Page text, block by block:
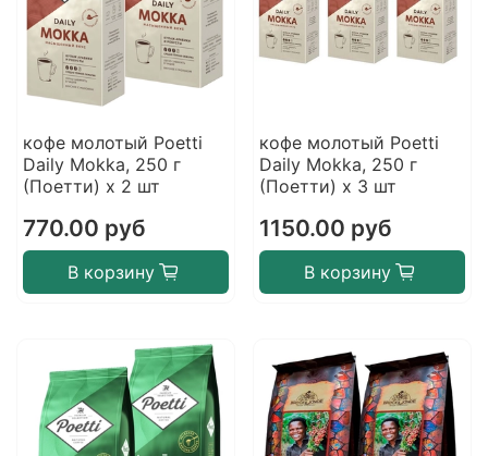
кофе молотый Poetti
Daily Mokka, 250 г
(Поетти) х 2 шт
770.00 руб
В корзину
кофе молотый Poetti
Daily Mokka, 250 г
(Поетти) х 3 шт
1150.00 руб
В корзину